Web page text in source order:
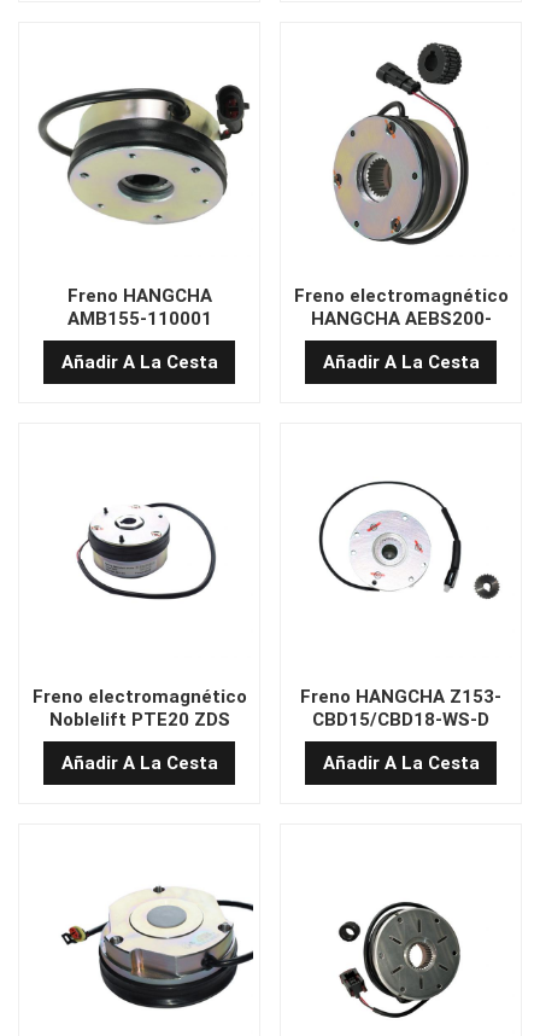
Freno HANGCHA
AMB155-110001
Añadir A La Cesta
Freno electromagnético
HANGCHA AEBS200-
121000
Añadir A La Cesta
Freno electromagnético
Noblelift PTE20 ZDS
Añadir A La Cesta
Freno HANGCHA Z153-
CBD15/CBD18-WS-D
Añadir A La Cesta